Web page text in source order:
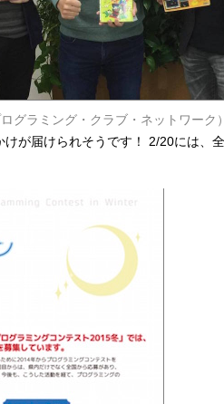
グラミング・クラブ・ネットワーク）
けが届けられそうです！ 2/20には、